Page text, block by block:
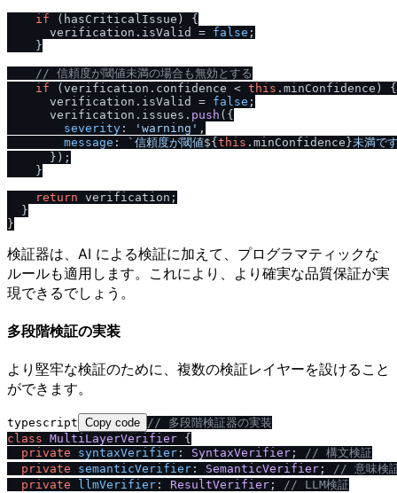
if (hasCriticalIssue) {
      verification.
isValid = false ;
    }
/ / 信頼度が閾値未満の場合も無効とする
if (verification. confidence < this . minConfidence ) {
      verification.
isValid = false ;
      verification.
issues . push ({
severity : 'warning' ,
message : `信頼度が閾値${ this .minConfidence}未満
      });
    }
return verification;
  }
検証器は、AI による検証に加えて、プログラマティックな
ルールも適用します。これにより、より確実な品質保証が実
現できるでしょう。
多段階検証の実装
より堅牢な検証のために、複数の検証レイヤーを設けること
ができます。
typescript Copy code // 多段階検証器の実装
class MultiLayerVerifier {
private
syntaxVerifier : SyntaxVerifier ; // 構文検証
private
semanticVerifier : SemanticVerifier ; // 意味検
private
llmVerifier : ResultVerifier ; // LLM検証